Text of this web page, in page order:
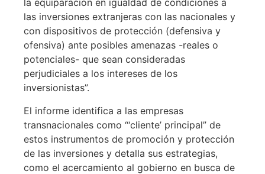
la equiparación en igualdad de condiciones a
las inversiones extranjeras con las nacionales y
con dispositivos de protección (defensiva y
ofensiva) ante posibles amenazas -reales o
potenciales- que sean consideradas
perjudiciales a los intereses de los
inversionistas”.
El informe identifica a las empresas
transnacionales como “‘cliente’ principal” de
estos instrumentos de promoción y protección
de las inversiones y detalla sus estrategias,
como el acercamiento al gobierno en busca de